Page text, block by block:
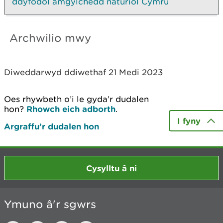
Archwilio mwy
Diweddarwyd ddiwethaf 21 Medi 2023
Oes rhywbeth o’i le gyda’r dudalen
hon? Rhowch eich adborth.
Argraffu’r dudalen hon
I fyny
Cysylltu â ni
Ymuno â'r sgwrs